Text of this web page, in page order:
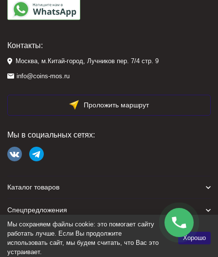
Контакты:
Москва, м.Китай-город, Лучников пер. 7/4 стр. 9
info@coins-mos.ru
Проложить маршрут
Мы в социальных сетях:
Каталог товаров
Спецпредложения
Для покупателя
Мы сохраняем файлы cookie: это помогает сайту
работать лучше. Если Вы продолжите
использовать сайт, мы будем считать, что Вас это
устраивает.
Хорошо